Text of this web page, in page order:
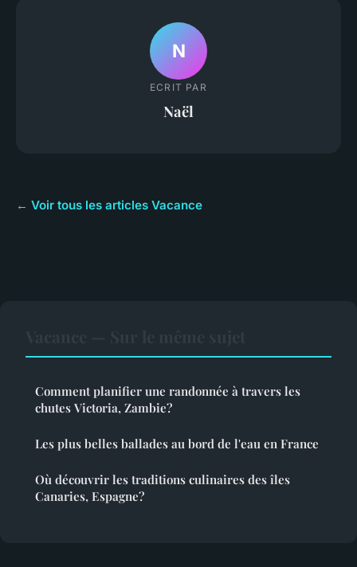
N
ECRIT PAR
Naël
← Voir tous les articles Vacance
Comment planifier une randonnée à travers les
chutes Victoria, Zambie?
Les plus belles ballades au bord de l'eau en France
Où découvrir les traditions culinaires des îles
Canaries, Espagne?